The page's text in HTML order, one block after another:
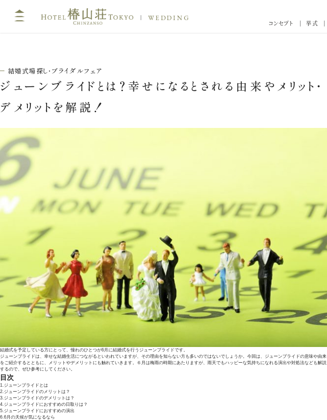
WEDDING
コンセプト 挙式
結婚式場探し・ブライダルフェア
ジューンブライドとは？幸せになるとされる由来やメリット・
デメリットを解説！
結婚式を予定している方にとって、憧れのひとつが6月に結婚式を行うジューンブライドです。
ジューンブライドは、幸せな結婚生活につながるといわれていますが、その理由を知らない方も多いのではないでしょうか。今回は、ジューンブライドの意味や由来
をご紹介するとともに、メリットやデメリットにも触れていきます。６月は梅雨の時期にあたりますが、雨天でもハッピーな気持ちになれる演出や対処法なども解説
するので、ぜひ参考にしてください。
目次
1.ジューンブライドとは
2.ジューンブライドのメリットは？
3.ジューンブライドのデメリットは？
4.ジューンブライドにおすすめの日取りは？
5.ジューンブライドにおすすめの演出
6.6月の天候が気になるなら